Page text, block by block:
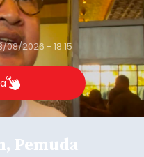
08/2026 - 13:07